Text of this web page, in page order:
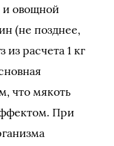
и овощной
(не позднее,
из расчета 1 кг
что мякоть
При